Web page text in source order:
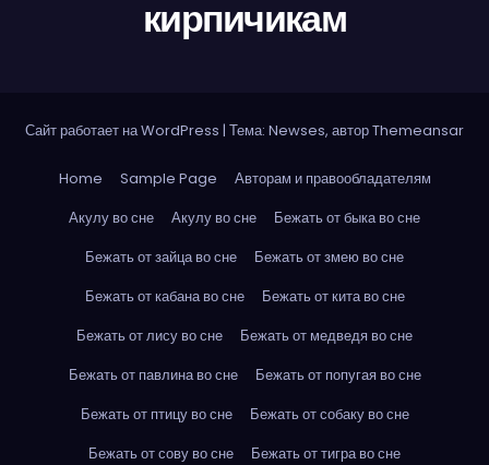
кирпичикам
Сайт работает на WordPress | Тема: Newses, авторThemeansar
Home Sample Page
Авторам и правообладателям
Акулу во сне
Акулу во сне
Бежать от быка во сне
Бежать от зайца во сне
Бежать от змею во сне
Бежать от кабана во сне
Бежать от кита во сне
Бежать от лису во сне
Бежать от медведя во сне
Бежать от павлина во сне
Бежать от попугая во сне
Бежать от птицу во сне
Бежать от собаку во сне
Бежать от сову во сне
Бежать от тигра во сне